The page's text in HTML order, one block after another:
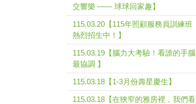
交響樂 —— 球球回家趣】
115.03.20【115年照顧服務員訓練班
熱烈招生中！】
115.03.19【腦力大考驗！看誰的手腦
最協調 】
115.03.18【1-3月份壽星慶生】
115.03.18【在狹窄的雅房裡，我們看